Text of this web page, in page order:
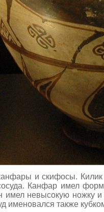
и скифосы.
Канфар имел
невысокую ножку
именовался также